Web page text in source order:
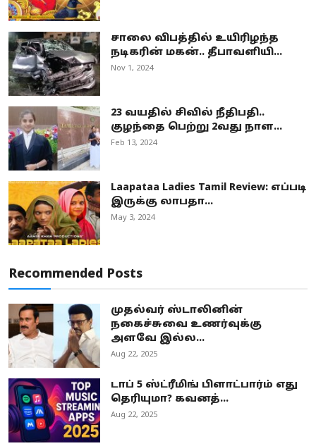
சாலை விபத்தில் உயிரிழந்த
நடிகரின் மகன்.. தீபாவளியி...
Nov 1, 2024
23 வயதில் சிவில் நீதிபதி..
குழந்தை பெற்று 2வது நாள...
Feb 13, 2024
Laapataa Ladies Tamil Review: எப்படி
இருக்கு லாபதா...
May 3, 2024
Recommended Posts
முதல்வர் ஸ்டாலினின்
நகைச்சுவை உணர்வுக்கு
அளவே இல்ல...
Aug 22, 2025
டாப் 5 ஸ்ட்ரீமிங் பிளாட்பார்ம் எது
தெரியுமா? கவனத்...
Aug 22, 2025